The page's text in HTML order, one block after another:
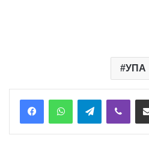
УПА
TelegramViber